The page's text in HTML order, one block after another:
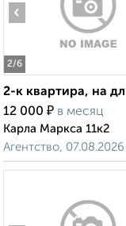
2/6
‹
2-к квартира, на
12 000 ₽ в месяц
Карла Маркса 11к2
Агентство, 07.08.2026